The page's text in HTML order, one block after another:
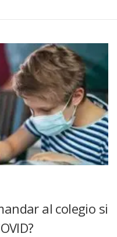
al colegio si